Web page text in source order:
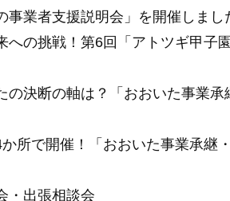
事業者支援説明会」を開催しまし
への挑戦！第6回「アトツギ甲子
の決断の軸は？「おおいた事業承
か所で開催！「おおいた事業承継
・出張相談会